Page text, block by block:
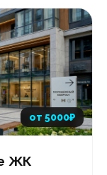
от 5000₽
ЖК